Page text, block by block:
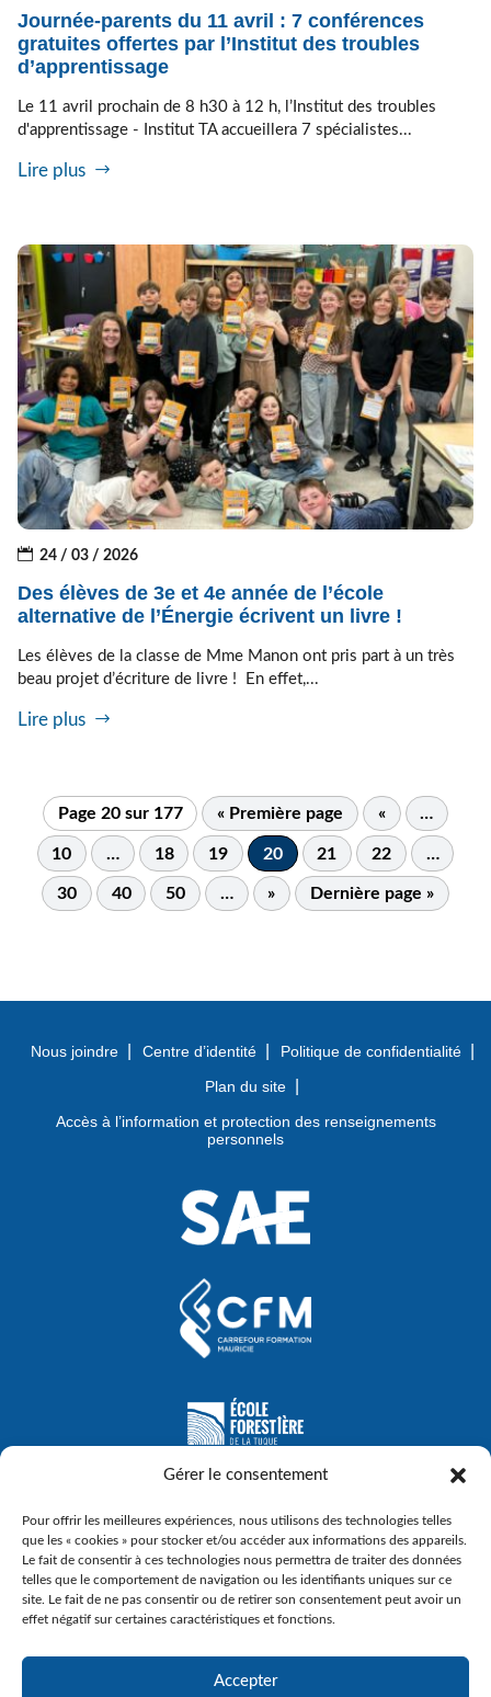
Gérer le consentement
Pour offrir les meilleures expériences, nous utilisons des technologies telles
que les « cookies » pour stocker et/ou accéder aux informations des appareils.
Le fait de consentir à ces technologies nous permettra de traiter des données
telles que le comportement de navigation ou les identifiants uniques sur ce
site. Le fait de ne pas consentir ou de retirer son consentement peut avoir un
effet négatif sur certaines caractéristiques et fonctions.
Accepter
Journée-parents du 11 avril : 7 conférences
gratuites offertes par l’Institut des troubles
d’apprentissage
Le 11 avril prochain de 8 h30 à 12 h, l’Institut des troubles
d'apprentissage - Institut TA accueillera 7 spécialistes...
Lire plus
24 / 03 / 2026
Des élèves de 3e et 4e année de l’école
alternative de l’Énergie écrivent un livre !
Les élèves de la classe de Mme Manon ont pris part à un très
beau projet d’écriture de livre ! En effet,...
Lire plus
Page 20 sur 177 « Première page « …
10 … 18 19 20 21 22 …
30 40 50 … » Dernière page »
Nous joindre Centre d’identité
Politique de confidentialité
Plan du site
Accès à l’information et protection des renseignements
personnels